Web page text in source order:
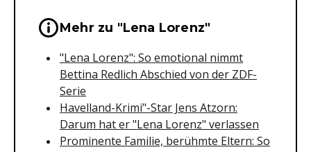
Wichtige Hinweise &
Mehr zu "Lena Lorenz"
"Lena Lorenz": So emotional nimmt
Bettina Redlich Abschied von der ZDF-
Serie
Havelland-Krimi"-Star Jens Atzorn:
Darum hat er "Lena Lorenz" verlassen
Prominente Familie, berühmte Eltern: So